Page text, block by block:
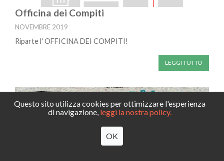
Officina dei Compiti
NOVEMBRE 2019
Riparte l' OFFICINA DEI COMPITI!
LEGGI TUTTO
Questo sito utilizza cookies per ottimizzare l'esperienza
di navigazione, leggi la nostra policy.
OK